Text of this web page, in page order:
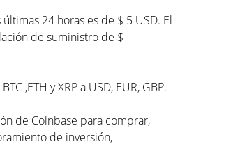
24 horas es de $ 5 USD. El
de suministro de $
,ETH y XRP a USD, EUR, GBP.
de Coinbase para comprar,
de inversión,